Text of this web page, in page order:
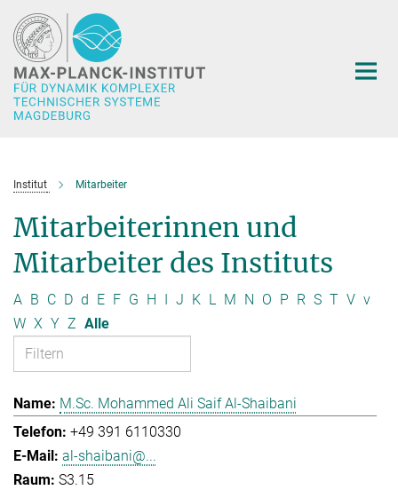
Hauptinhalt
Institut Mitarbeiter
Mitarbeiterinnen und
Mitarbeiter des Instituts
A B C D d E F G H I J K L M N O P R S T V v
W X Y Z Alle
M.Sc. Mohammed Ali Saif Al-Shaibani
+49 391 6110330
al-shaibani@...
S3.15